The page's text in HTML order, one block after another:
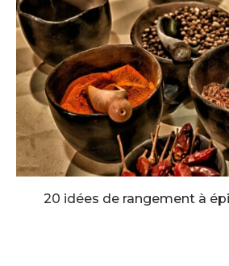
20 idées de rangement à